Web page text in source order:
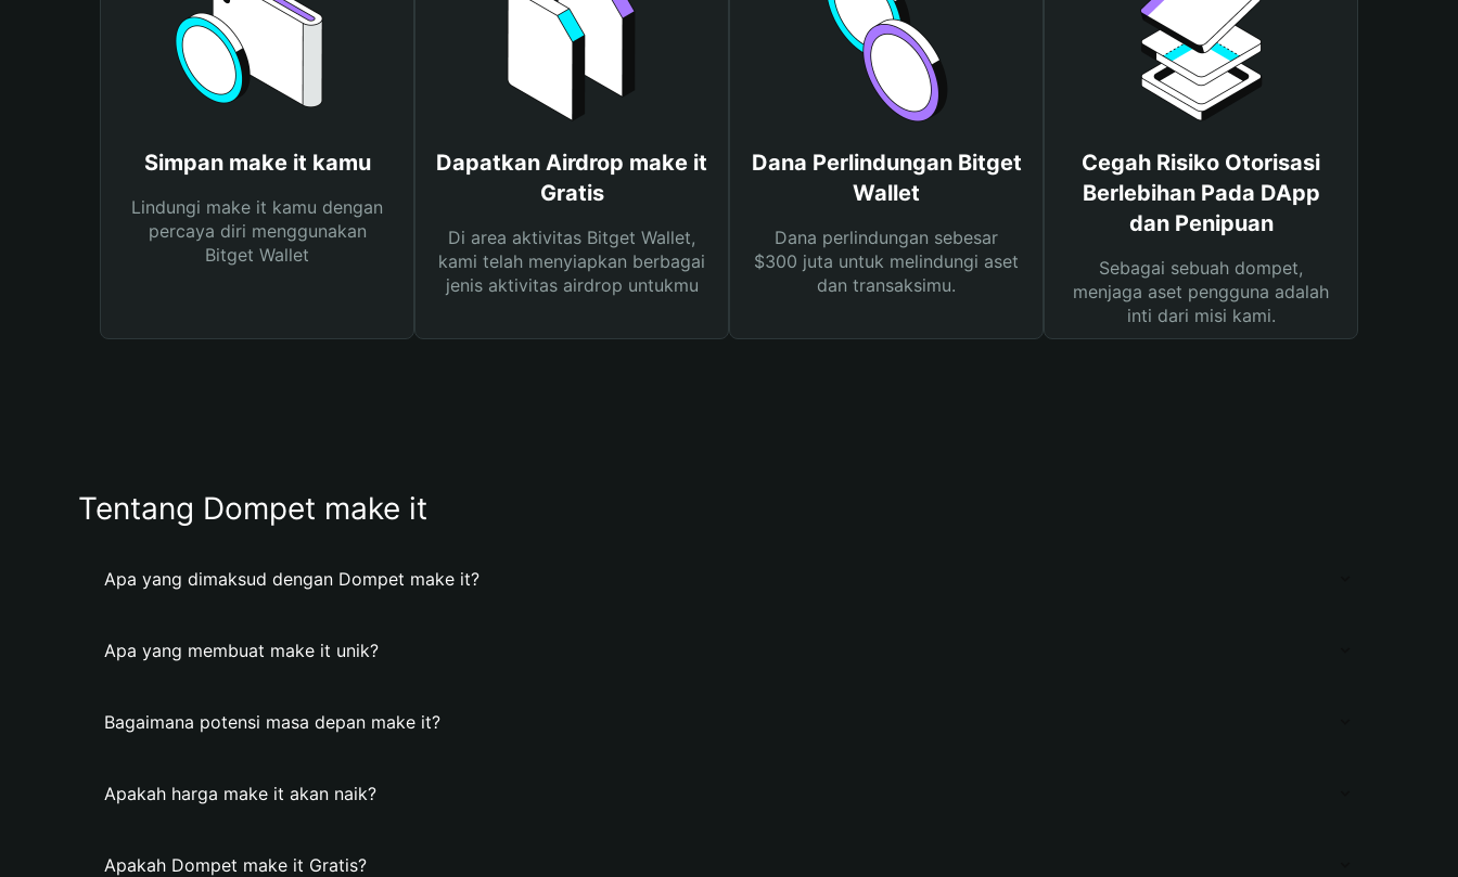
Simpan make it kamu
Lindungi make it kamu dengan
percaya diri menggunakan
Bitget Wallet
Dapatkan Airdrop make it
Gratis
Di area aktivitas Bitget Wallet,
kami telah menyiapkan berbagai
jenis aktivitas airdrop untukmu
Dana Perlindungan Bitget
Wallet
Dana perlindungan sebesar
$300 juta untuk melindungi aset
dan transaksimu.
Cegah Risiko Otorisasi
Berlebihan Pada DApp
dan Penipuan
Sebagai sebuah dompet,
menjaga aset pengguna adalah
inti dari misi kami.
Tentang Dompet make it
Apa yang dimaksud dengan Dompet make it?
Apa yang membuat make it unik?
Bagaimana potensi masa depan make it?
Apakah harga make it akan naik?
Apakah Dompet make it Gratis?